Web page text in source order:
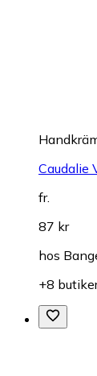
Caudalie
fr.
87 kr
hos
+8